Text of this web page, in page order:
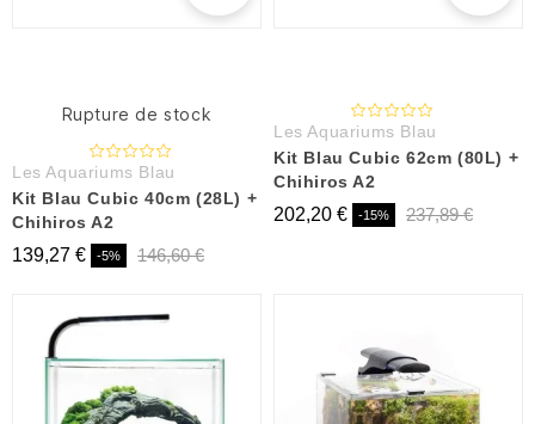
Rupture de stock
Les Aquariums Blau
Kit Blau Cubic 40cm (28L) +
Chihiros A2
139,27 € -5% 146,60 €
Les Aquariums Blau
Kit Blau Cubic 62cm (80L) +
Chihiros A2
202,20 € -15% 237,89 €